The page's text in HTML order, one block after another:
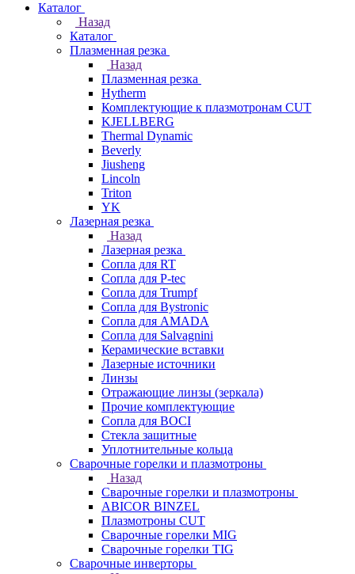
Каталог
Назад
Каталог
Плазменная резка
Назад
Плазменная резка
Hytherm
Комплектующие к плазмотронам CUT
KJELLBERG
Thermal Dynamic
Beverly
Jiusheng
Lincoln
Triton
YK
Лазерная резка
Назад
Лазерная резка
Сопла для RT
Сопла для P-tec
Сопла для Trumpf
Сопла для Bystronic
Сопла для AMADA
Сопла для Salvagnini
Керамические вставки
Лазерные источники
Линзы
Отражающие линзы (зеркала)
Прочие комплектующие
Сопла для BOCI
Стекла защитные
Уплотнительные кольца
Сварочные горелки и плазмотроны
Назад
Сварочные горелки и плазмотроны
ABICOR BINZEL
Плазмотроны CUT
Сварочные горелки MIG
Сварочные горелки TIG
Сварочные инверторы